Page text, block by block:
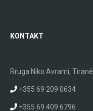
KONTAKT
Rruga Niko Avrami, Tiranë
+355 69 209 0634
+355 69 409 6796